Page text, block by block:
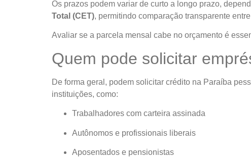
Os prazos podem variar de curto a longo prazo,
Total (CET), permitindo comparação transparente
Avaliar se a parcela mensal cabe no orçamento é
Quem pode solicitar
De forma geral, podem solicitar crédito na Paraíba
instituições, como:
Trabalhadores com carteira assinada
Autônomos e profissionais liberais
Aposentados e pensionistas